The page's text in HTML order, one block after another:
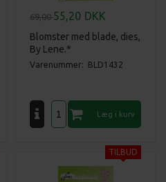
69,0055,20 DKK
Blomster med blade, dies,
By Lene.*
Varenummer: BLD1432